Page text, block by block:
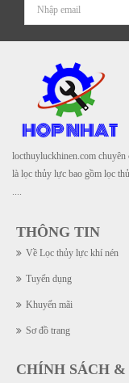
locthuyluckhinen.com
là lọc thủy lực bao gồm lọc
THÔNG TIN
Về Lọc thủy lực khí nén
Tuyển dụng
Khuyến mãi
Sơ đồ trang
CHÍNH SÁCH